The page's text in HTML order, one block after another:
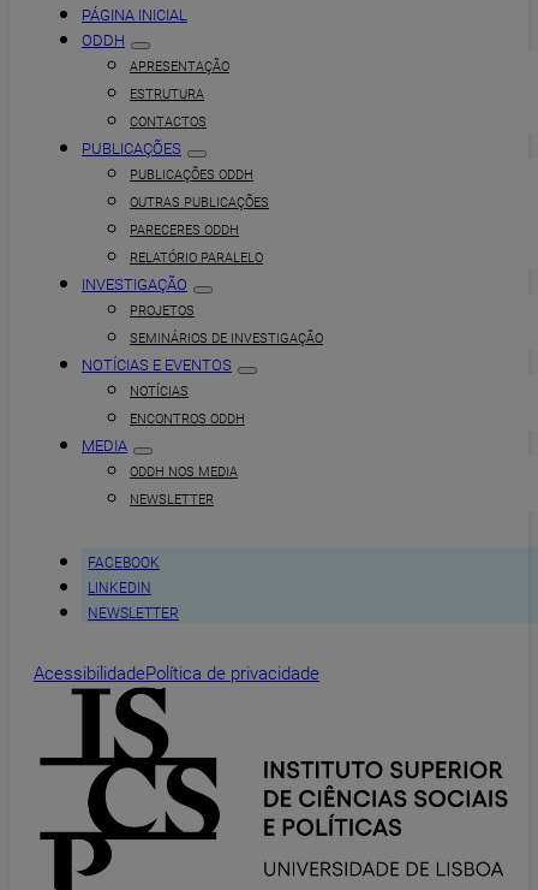
PÁGINA INICIAL
ODDH
APRESENTAÇÃO
ESTRUTURA
CONTACTOS
PUBLICAÇÕES
PUBLICAÇÕES ODDH
OUTRAS PUBLICAÇÕES
PARECERES ODDH
RELATÓRIO PARALELO
INVESTIGAÇÃO
PROJETOS
SEMINÁRIOS DE INVESTIGAÇÃO
NOTÍCIAS E EVENTOS
NOTÍCIAS
ENCONTROS ODDH
MEDIA
ODDH NOS MEDIA
NEWSLETTER
FACEBOOK
LINKEDIN
NEWSLETTER
AcessibilidadePolítica de privacidade